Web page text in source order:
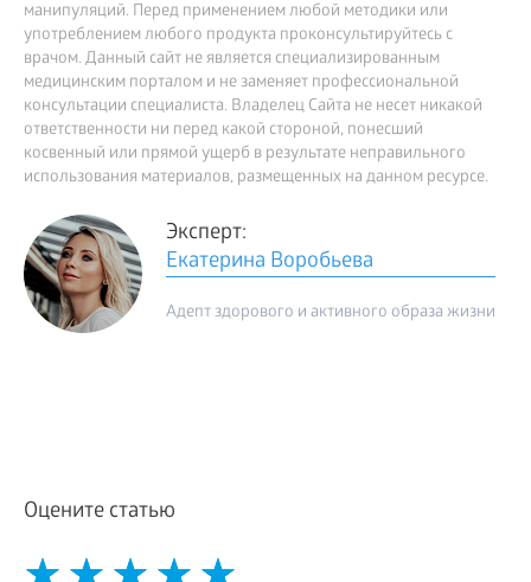
манипуляций. Перед применением любой методики или
употреблением любого продукта проконсультируйтесь с
врачом. Данный сайт не является специализированным
медицинским порталом и не заменяет профессиональной
консультации специалиста. Владелец Сайта не несет никакой
ответственности ни перед какой стороной, понесший
косвенный или прямой ущерб в результате неправильного
использования материалов, размещенных на данном ресурсе.
Эксперт:
Екатерина Воробьева
Адепт здорового и активного образа жизни
Оцените статью